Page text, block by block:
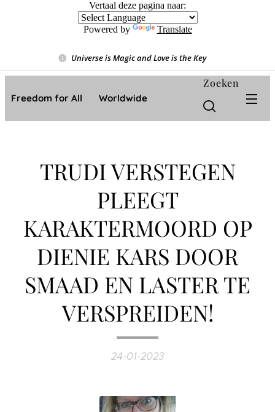
Vertaal deze pagina naar:
Powered by Translate
Universe is Magic and Love is the Key❤️
Freedom for All ❤️ Worldwide
Zoeken
TRUDI VERSTEGEN
PLEEGT
KARAKTERMOORD OP
DIENIE KARS DOOR
SMAAD EN LASTER TE
VERSPREIDEN!
24-01-2023